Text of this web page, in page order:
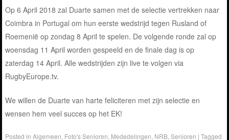
Op 6 April 2018 zal Duarte samen met de selectie vertrekken naar
Coimbra in Portugal om hun eerste wedstrijd tegen Rusland of
Roemenië op zondag 8 April te spelen. De volgende ronde zal op
woensdag 11 April worden gespeeld en de finale dag is op
zaterdag 14 April. Alle wedstrijden zijn live te volgen via
RugbyEurope.tv.
We willen de Duarte van harte feliciteren met zijn selectie en
wensen hem veel succes op het EK!
Posted inAlgemeen Foto's Senioren Mededelingen NRB ,Senioren |Tagged